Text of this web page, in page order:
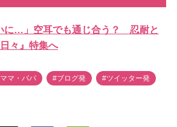
に…」空耳でも通じ合う？ 忍耐と
々』特集へ
マ・パパ #ブログ発 #ツイッター発